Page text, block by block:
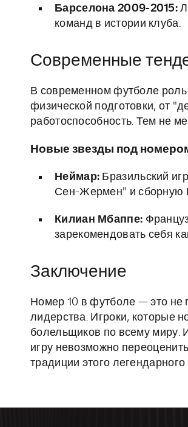
Барселона 2009-2015:
команд в истории клуба.
Современные
В современном футболе роль
физической подготовки, от
работоспособность. Тем не
Новые звезды под
Неймар: Бразильский
Сен-Жермен" и сборную
Килиан Мбаппе:
зарекомендовать себя
Заключение
Номер 10 в футболе — это не
лидерства. Игроки, которые
болельщиков по всему миру.
игру невозможно
традиции этого